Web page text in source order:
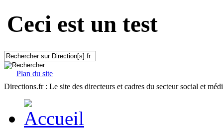
Ceci est un test
Plan du site
Directions.fr : Le site des directeurs et cadres du secteur social et